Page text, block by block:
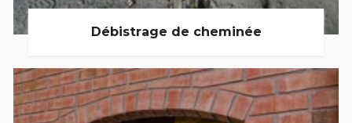
Débistrage de cheminée